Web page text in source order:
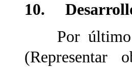
10.
Por último y
(Representar